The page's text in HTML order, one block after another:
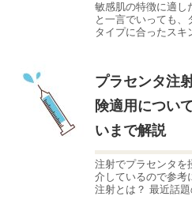
敏感肌の特徴に適し
と一言でいっても
タイプに合ったス
プラセンタ注
険適用につい
いまで解説
注射でプラセンタを
介しているので参考
注射とは？ 最近話